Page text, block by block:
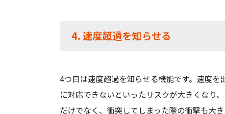
4. 速度超過を知らせる
4つ目は速度超過を知らせる機能です。速度
に対応できないといったリスクが大きくなり
だけでなく、衝突してしまった際の衝撃も大